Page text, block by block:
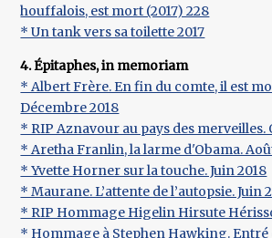
houffalois, est mort (2017) 228
* Un tank vers sa toilette 2017
4. Épitaphes, in memoriam
* Albert Frère. En fin du comte, il est
Décembre 2018
* RIP Aznavour au pays des merveilles.
* Aretha Franlin, la larme d'Obama.
* Yvette Horner sur la touche. Juin 2018
* Maurane. L’attente de l’autopsie. Juin
* RIP Hommage Higelin Hirsute
* Hommage à Stephen Hawking.